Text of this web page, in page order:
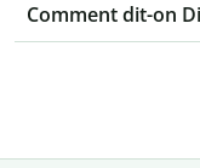
Comment dit-on